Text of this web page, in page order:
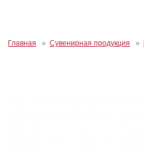
Главная » Сувенирная продукция »